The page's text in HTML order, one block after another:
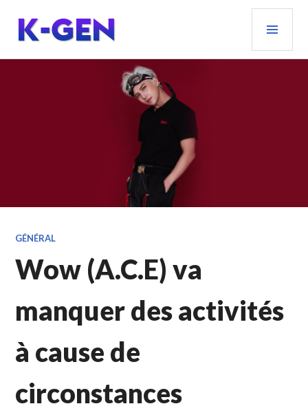
contenu
principal
K-GEN
GÉNÉRAL
Wow (A.C.E) va
manquer des activités
à cause de
circonstances